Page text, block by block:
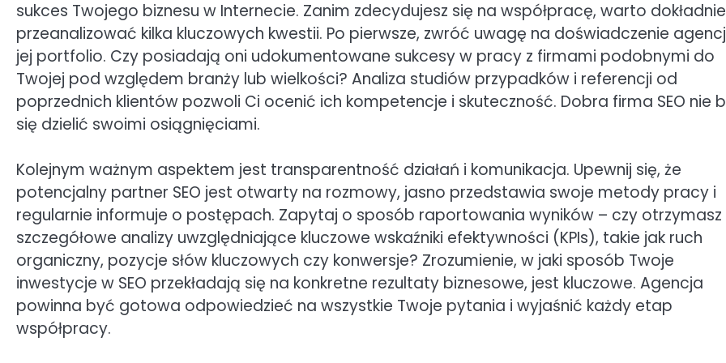
sukces Twojego biznesu w Internecie. Zanim zdecydujesz się na współpracę, warto dokładnie
przeanalizować kilka kluczowych kwestii. Po pierwsze, zwróć uwagę na doświadczenie
jej portfolio. Czy posiadają oni udokumentowane sukcesy w pracy z firmami podobnymi do
Twojej pod względem branży lub wielkości? Analiza studiów przypadków i referencji od
poprzednich klientów pozwoli Ci ocenić ich kompetencje i skuteczność. Dobra firma SEO nie
się dzielić swoimi osiągnięciami.
Kolejnym ważnym aspektem jest transparentność działań i komunikacja. Upewnij się, że
potencjalny partner SEO jest otwarty na rozmowy, jasno przedstawia swoje metody pracy i
regularnie informuje o postępach. Zapytaj o sposób raportowania wyników – czy otrzymasz
szczegółowe analizy uwzględniające kluczowe wskaźniki efektywności (KPIs), takie jak ruch
organiczny, pozycje słów kluczowych czy konwersje? Zrozumienie, w jaki sposób Twoje
inwestycje w SEO przekładają się na konkretne rezultaty biznesowe, jest kluczowe. Agencja
powinna być gotowa odpowiedzieć na wszystkie Twoje pytania i wyjaśnić każdy etap
współpracy.